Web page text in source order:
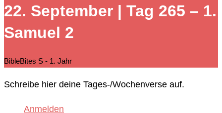
durchsuchen
22. September | Tag 265 – 1.
Samuel 2
BibleBites S - 1. Jahr
Schreibe hier deine Tages-/Wochenverse auf.
Anmelden